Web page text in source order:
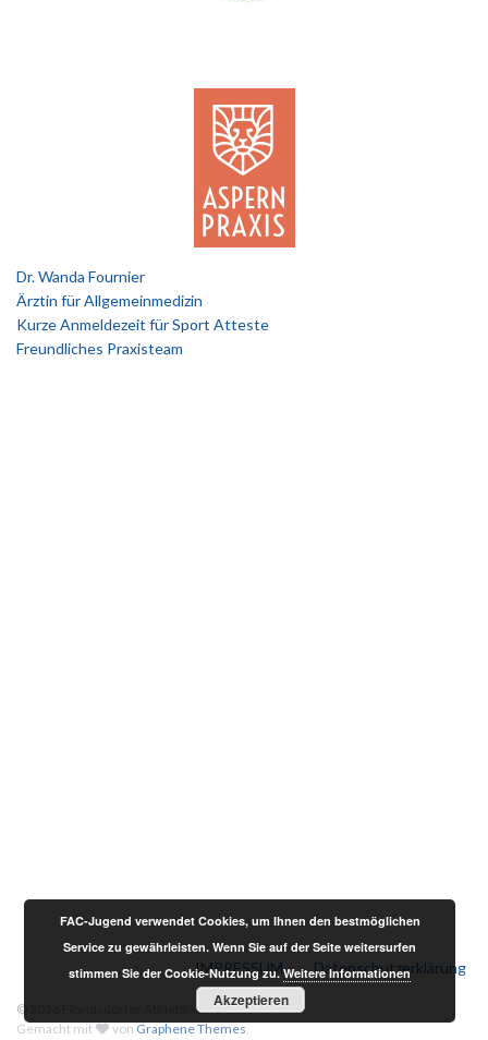
Dr. Wanda Fournier
Ärztin für Allgemeinmedizin
Kurze Anmeldezeit für Sport Atteste
Freundliches Praxisteam
IMPRESSUM Datenschutzerklärung
© 2026 Floridsdorfer Athletiksport-Club.
Gemacht mit
vonGraphene Themes.
FAC-Jugend verwendet Cookies, um Ihnen den bestmöglichen
Service zu gewährleisten. Wenn Sie auf der Seite weitersurfen
stimmen Sie der Cookie-Nutzung zu.Weitere Informationen
Akzeptieren